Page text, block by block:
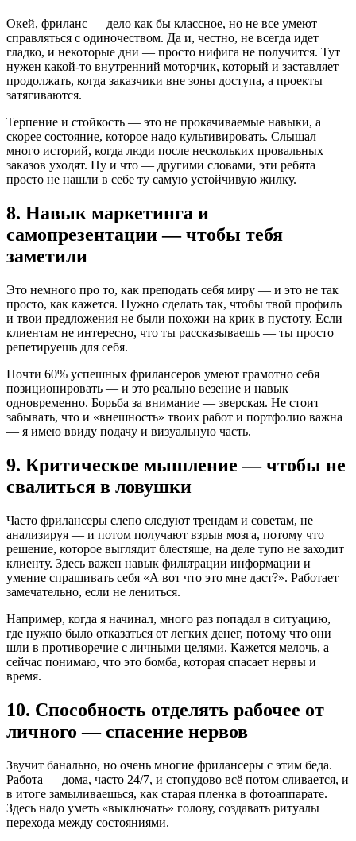
Окей, фриланс — дело как бы классное, но не все умеют
справляться с одиночеством. Да и, честно, не всегда идет
гладко, и некоторые дни — просто нифига не получится. Тут
нужен какой-то внутренний моторчик, который и заставляет
продолжать, когда заказчики вне зоны доступа, а проекты
затягиваются.
Терпение и стойкость — это не прокачиваемые навыки, а
скорее состояние, которое надо культивировать. Слышал
много историй, когда люди после нескольких провальных
заказов уходят. Ну и что — другими словами, эти ребята
просто не нашли в себе ту самую устойчивую жилку.
8. Навык маркетинга и
самопрезентации — чтобы тебя
заметили
Это немного про то, как преподать себя миру — и это не так
просто, как кажется. Нужно сделать так, чтобы твой профиль
и твои предложения не были похожи на крик в пустоту. Если
клиентам не интересно, что ты рассказываешь — ты просто
репетируешь для себя.
Почти 60% успешных фрилансеров умеют грамотно себя
позиционировать — и это реально везение и навык
одновременно. Борьба за внимание — зверская. Не стоит
забывать, что и «внешность» твоих работ и портфолио важна
— я имею ввиду подачу и визуальную часть.
9. Критическое мышление — чтобы не
свалиться в ловушки
Часто фрилансеры слепо следуют трендам и советам, не
анализируя — и потом получают взрыв мозга, потому что
решение, которое выглядит блестяще, на деле тупо не заходит
клиенту. Здесь важен навык фильтрации информации и
умение спрашивать себя «А вот что это мне даст?». Работает
замечательно, если не лениться.
Например, когда я начинал, много раз попадал в ситуацию,
где нужно было отказаться от легких денег, потому что они
шли в противоречие с личными целями. Кажется мелочь, а
сейчас понимаю, что это бомба, которая спасает нервы и
время.
10. Способность отделять рабочее от
личного — спасение нервов
Звучит банально, но очень многие фрилансеры с этим беда.
Работа — дома, часто 24/7, и стопудово всё потом сливается, и
в итоге замыливаешься, как старая пленка в фотоаппарате.
Здесь надо уметь «выключать» голову, создавать ритуалы
перехода между состояниями.